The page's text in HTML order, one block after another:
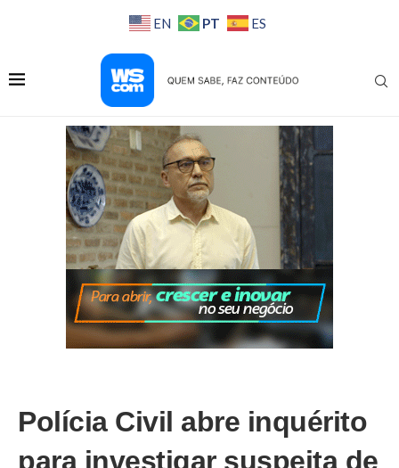
EN PT ES
Polícia Civil abre inquérito
para investigar suspeita de